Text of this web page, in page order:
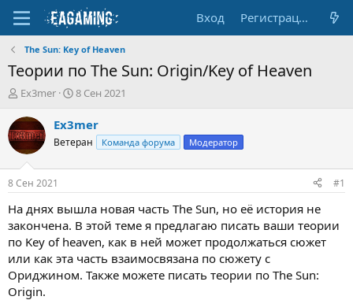
Вход Регистрация
The Sun: Key of Heaven
Теории по The Sun: Origin/Key of Heaven
А
т
о
р
т
е
м
ы
Ex3mer
Д
т
н
а
л
а
8 Сен 2021
Ex3mer
Ветеран Команда форума Модератор
8 Сен 2021 #1
На днях вышла новая часть The Sun, но её история не
закончена. В этой теме я предлагаю писать ваши теории
по Key of heaven, как в ней может продолжаться сюжет
или как эта часть взаимосвязана по сюжету с
Ориджином. Также можете писать теории по The Sun:
Origin.